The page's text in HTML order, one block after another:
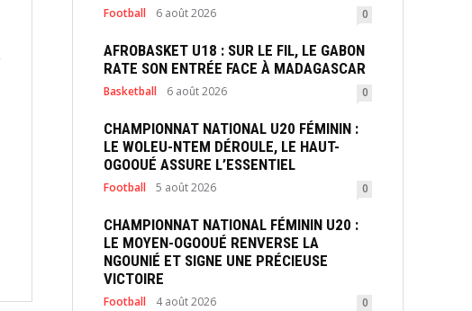
Football 6 août 2026 0
AFROBASKET U18 : SUR LE FIL, LE GABON
RATE SON ENTRÉE FACE À MADAGASCAR
Basketball 6 août 2026 0
CHAMPIONNAT NATIONAL U20 FÉMININ :
LE WOLEU-NTEM DÉROULE, LE HAUT-
OGOOUÉ ASSURE L’ESSENTIEL
Football 5 août 2026 0
CHAMPIONNAT NATIONAL FÉMININ U20 :
LE MOYEN-OGOOUÉ RENVERSE LA
NGOUNIÉ ET SIGNE UNE PRÉCIEUSE
VICTOIRE
Football 4 août 2026 0